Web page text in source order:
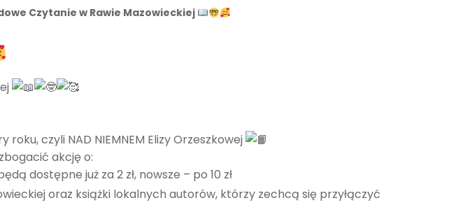
Czytanie w Rawie Mazowieckiej
czyli NAD NIEMNEM Elizy Orzeszkowej
akcję o:
dostępne już za 2 zł, nowsze – po 10 zł
oraz książki lokalnych autorów, którzy zechcą się przyłączyć